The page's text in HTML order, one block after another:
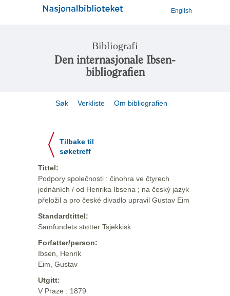
English
Bibliografi
Den internasjonale Ibsen-
bibliografien
Søk Verkliste Om bibliografien
Tilbake til
søketreff
Tittel:
Podpory společnosti : činohra ve čtyrech
jednáních / od Henrika Ibsena ; na český jazyk
přeložil a pro české divadlo upravil Gustav Eim
Standardtittel:
Samfundets støtter Tsjekkisk
Forfatter/person:
Ibsen, Henrik
Eim, Gustav
Utgitt:
V Praze : 1879